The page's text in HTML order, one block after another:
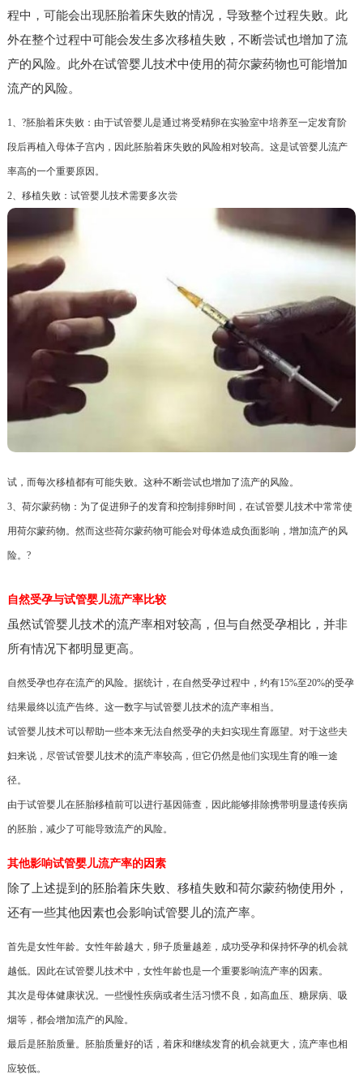
程中，可能会出现胚胎着床失败的情况，导致整个过程失败。此
外在整个过程中可能会发生多次移植失败，不断尝试也增加了流
产的风险。此外在试管婴儿技术中使用的荷尔蒙药物也可能增加
流产的风险。
1、?胚胎着床失败：由于试管婴儿是通过将受精卵在实验室中培养至一定发育阶
段后再植入母体子宫内，因此胚胎着床失败的风险相对较高。这是试管婴儿流产
率高的一个重要原因。
2、移植失败：试管婴儿技术需要多次尝
试，而每次移植都有可能失败。这种不断尝试也增加了流产的风险。
3、荷尔蒙药物：为了促进卵子的发育和控制排卵时间，在试管婴儿技术中常常使
用荷尔蒙药物。然而这些荷尔蒙药物可能会对母体造成负面影响，增加流产的风
险。?
自然受孕与试管婴儿流产率比较
虽然试管婴儿技术的流产率相对较高，但与自然受孕相比，并非
所有情况下都明显更高。
自然受孕也存在流产的风险。据统计，在自然受孕过程中，约有15%至20%的受孕
结果最终以流产告终。这一数字与试管婴儿技术的流产率相当。
试管婴儿技术可以帮助一些本来无法自然受孕的夫妇实现生育愿望。对于这些夫
妇来说，尽管试管婴儿技术的流产率较高，但它仍然是他们实现生育的唯一途
径。
由于试管婴儿在胚胎移植前可以进行基因筛查，因此能够排除携带明显遗传疾病
的胚胎，减少了可能导致流产的风险。
其他影响试管婴儿流产率的因素
除了上述提到的胚胎着床失败、移植失败和荷尔蒙药物使用外，
还有一些其他因素也会影响试管婴儿的流产率。
首先是女性年龄。女性年龄越大，卵子质量越差，成功受孕和保持怀孕的机会就
越低。因此在试管婴儿技术中，女性年龄也是一个重要影响流产率的因素。
其次是母体健康状况。一些慢性疾病或者生活习惯不良，如高血压、糖尿病、吸
烟等，都会增加流产的风险。
最后是胚胎质量。胚胎质量好的话，着床和继续发育的机会就更大，流产率也相
应较低。